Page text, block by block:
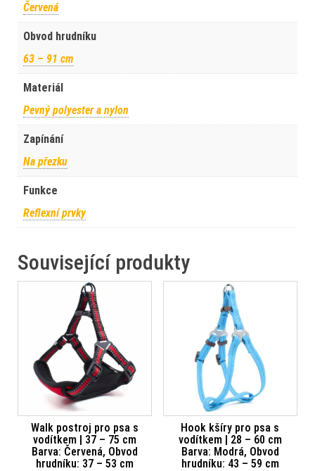
Červená
Obvod hrudníku
63 – 91 cm
Materiál
Pevný polyester a nylon
Zapínání
Na přezku
Funkce
Reflexní prvky
Související produkty
Walk postroj pro psa s
vodítkem | 37 – 75 cm
Barva: Červená, Obvod
hrudníku: 37 – 53 cm
Hook kšíry pro psa s
vodítkem | 28 – 60 cm
Barva: Modrá, Obvod
hrudníku: 43 – 59 cm